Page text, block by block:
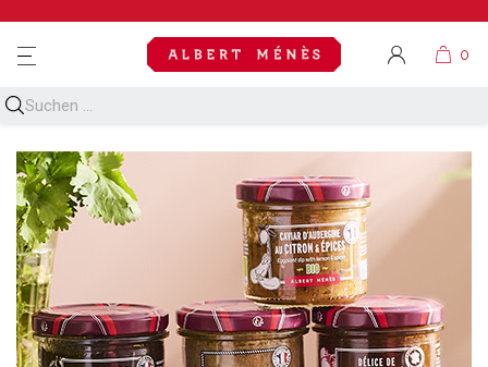
MENU